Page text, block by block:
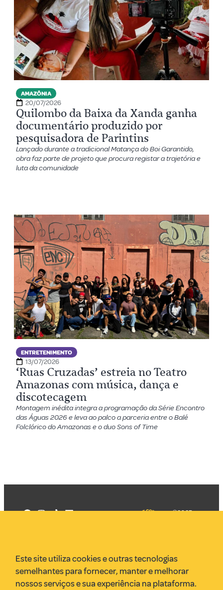
AMAZÔNIA
20/07/2026
Quilombo da Baixa da Xanda ganha
documentário produzido por
pesquisadora de Parintins
Lançado durante a tradicional Matança do Boi Garantido,
obra faz parte de projeto que procura registar a trajetória e
luta da comunidade
ENTRETENIMENTO
13/07/2026
‘Ruas Cruzadas’ estreia no Teatro
Amazonas com música, dança e
discotecagem
Montagem inédita integra a programação da Série Encontro
das Águas 2026 e leva ao palco a parceria entre o Balé
Folclórico do Amazonas e o duo Sons of Time
VR Assessoria
Parcerias
©2025
Este site utiliza cookies e outras tecnologias
semelhantes para fornecer, manter e melhorar
nossos serviços e sua experiência na plataforma.